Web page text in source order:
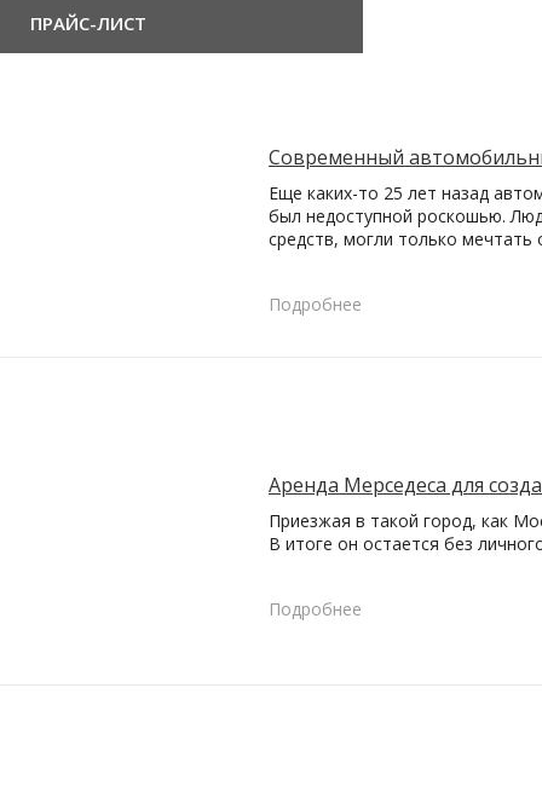
ПРАЙС-ЛИСТ
Современный
Еще каких-то 25 лет назад
был недоступной роскошью.
средств, могли только
Подробнее
Аренда Мерседеса для
Приезжая в такой город, как
В итоге он остается без
Подробнее